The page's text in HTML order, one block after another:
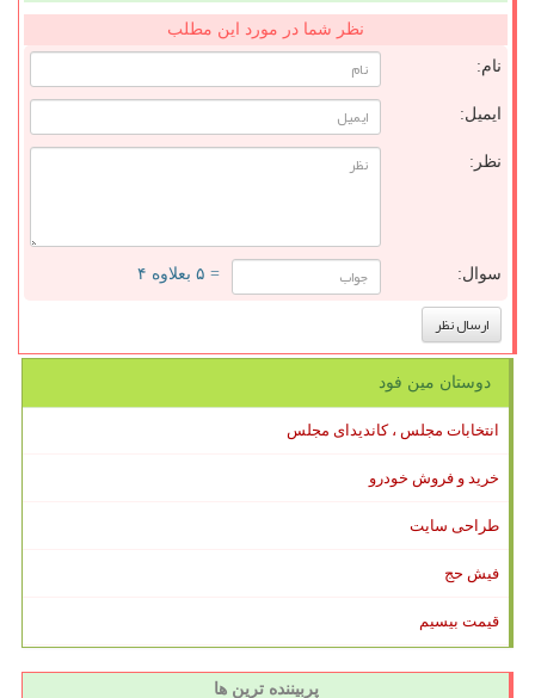
نظر شما در مورد این مطلب
نام:
ایمیل:
نظر:
سوال: = ۵ بعلاوه ۴
دوستان مین فود
انتخابات مجلس ، کاندیدای مجلس
خرید و فروش خودرو
طراحی سایت
فیش حج
قیمت بیسیم
پربیننده ترین ها